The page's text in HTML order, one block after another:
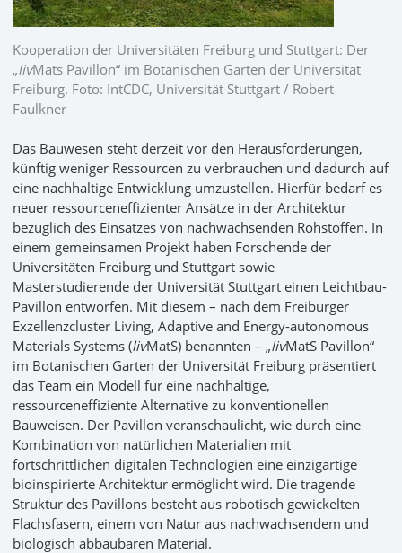
Kooperation der Universitäten Freiburg und Stuttgart: Der
„livMats Pavillon“ im Botanischen Garten der Universität
Freiburg. Foto: IntCDC, Universität Stuttgart / Robert
Faulkner
Das Bauwesen steht derzeit vor den Herausforderungen,
künftig weniger Ressourcen zu verbrauchen und dadurch auf
eine nachhaltige Entwicklung umzustellen. Hierfür bedarf es
neuer ressourceneffizienter Ansätze in der Architektur
bezüglich des Einsatzes von nachwachsenden Rohstoffen. In
einem gemeinsamen Projekt haben Forschende der
Universitäten Freiburg und Stuttgart sowie
Masterstudierende der Universität Stuttgart einen Leichtbau-
Pavillon entworfen. Mit diesem – nach dem Freiburger
Exzellenzcluster Living, Adaptive and Energy-autonomous
Materials Systems (livMatS) benannten – „livMatS Pavillon“
im Botanischen Garten der Universität Freiburg präsentiert
das Team ein Modell für eine nachhaltige,
ressourceneffiziente Alternative zu konventionellen
Bauweisen. Der Pavillon veranschaulicht, wie durch eine
Kombination von natürlichen Materialien mit
fortschrittlichen digitalen Technologien eine einzigartige
bioinspirierte Architektur ermöglicht wird. Die tragende
Struktur des Pavillons besteht aus robotisch gewickelten
Flachsfasern, einem von Natur aus nachwachsendem und
biologisch abbaubaren Material.